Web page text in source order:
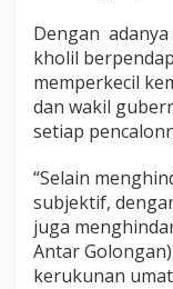
Dengan
kholil
memperkecil
dan wakil
setiap
“Selain
subjektif,
juga
Antar
kerukunan